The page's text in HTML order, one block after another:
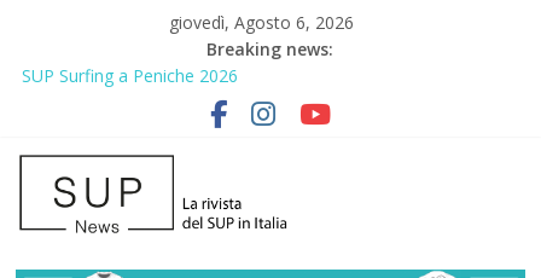
giovedì, Agosto 6, 2026
Breaking news:
SUP Surfing a Peniche 2026
AirSUP a Gallico: prima storica gara per Reggio Calabria
Gallico Paddle Fest 2026: sul lungomare di Gallico torna la festa
del SUP
Porto Selvaggio, a lezione di soccorso con la giornata della
prevenzione
2° Urban Sup Trophy: la regata solidale per lo IOR